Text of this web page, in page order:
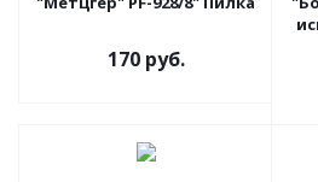
170 руб.